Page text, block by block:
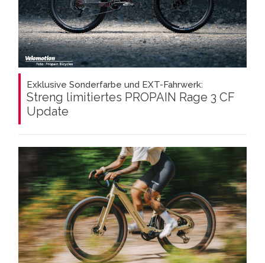
Exklusive Sonderfarbe und EXT-Fahrwerk:
Streng limitiertes PROPAIN Rage 3 CF
Update